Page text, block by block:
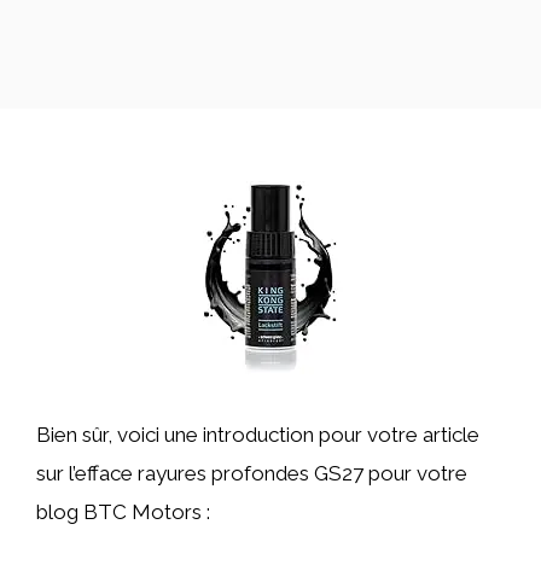
Bien sûr, voici une introduction pour votre article
sur l’efface rayures profondes GS27 pour votre
blog BTC Motors :